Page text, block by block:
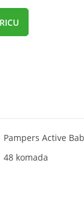
Pampers Active
48 komada